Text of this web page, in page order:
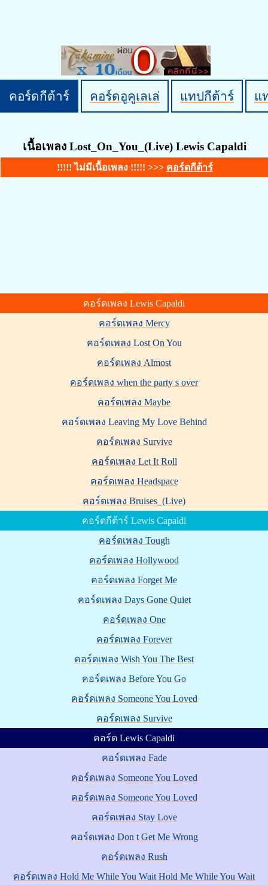
คอร์ดกีต้าร์ คอร์ดอูคูเลเล่ แทปกีต้าร์ แ
เนื้อเพลง Lost_On_You_(Live) Lewis Capaldi
!!!!! ไม่มีเนื้อเพลง !!!!! >>> คอร์ดกีต้าร์
คอร์ดเพลง Lewis Capaldi
คอร์ดเพลง Mercy
คอร์ดเพลง Lost On You
คอร์ดเพลง Almost
คอร์ดเพลง when the party s over
คอร์ดเพลง Maybe
คอร์ดเพลง Leaving My Love Behind
คอร์ดเพลง Survive
คอร์ดเพลง Let It Roll
คอร์ดเพลง Headspace
คอร์ดเพลง Bruises_(Live)
คอร์ดกีต้าร์ Lewis Capaldi
คอร์ดเพลง Tough
คอร์ดเพลง Hollywood
คอร์ดเพลง Forget Me
คอร์ดเพลง Days Gone Quiet
คอร์ดเพลง One
คอร์ดเพลง Forever
คอร์ดเพลง Wish You The Best
คอร์ดเพลง Before You Go
คอร์ดเพลง Someone You Loved
คอร์ดเพลง Survive
คอร์ด Lewis Capaldi
คอร์ดเพลง Fade
คอร์ดเพลง Someone You Loved
คอร์ดเพลง Someone You Loved
คอร์ดเพลง Stay Love
คอร์ดเพลง Don t Get Me Wrong
คอร์ดเพลง Rush
คอร์ดเพลง Hold Me While You Wait Hold Me While You Wait